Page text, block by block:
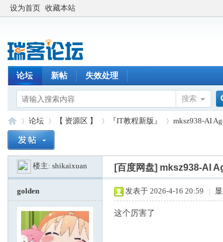
设为首页 收藏本站
论坛 新帖 失效处理
搜索
索
»
论坛
›
【 资源区 】 『IT教程新版』
›
mksz938-AI
楼主:shikaixuan [百度网盘] mksz938-AI
golden 发表于 2026-4-16 20:59 |
这个厉害了